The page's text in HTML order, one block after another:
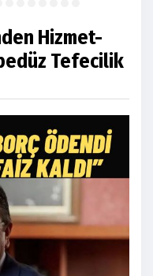
Hizmet-
Tefecilik